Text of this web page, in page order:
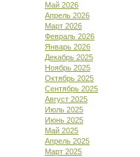
Май 2026
Апрель 2026
Март 2026
Февраль 2026
Январь 2026
Декабрь 2025
Ноябрь 2025
Октябрь 2025
Сентябрь 2025
Август 2025
Июль 2025
Июнь 2025
Май 2025
Апрель 2025
Март 2025